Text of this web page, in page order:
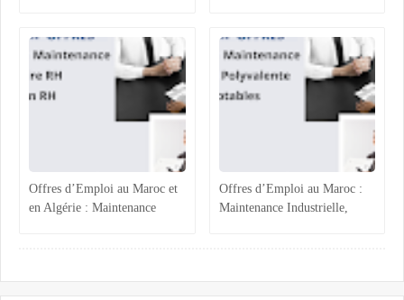
Casablanca et Hassi Ameur
Offres d’Emploi au Maroc et
en Algérie : Maintenance
Offres d’Emploi au Maroc :
Maintenance Industrielle,